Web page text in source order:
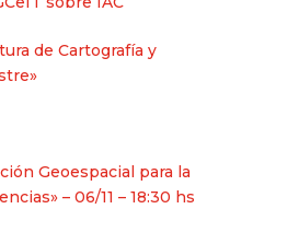
de Cartografía y
Geoespacial para la
– 06/11 – 18:30 hs